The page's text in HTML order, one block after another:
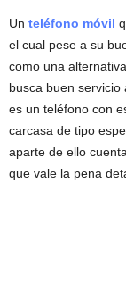
Un teléfono móvil
el cual pese a su
como una
busca buen servicio
es un teléfono con
carcasa de tipo
aparte de ello
que vale la pena